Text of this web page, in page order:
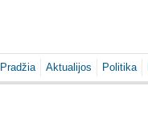
Pradžia Aktualijos Politika